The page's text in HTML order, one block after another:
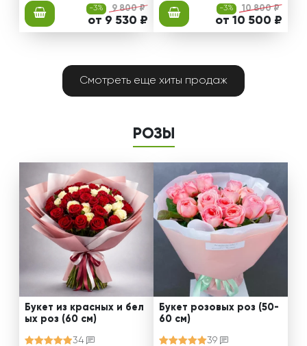
-3% 9 800 ₽
от 9 530 ₽
-3% 10 800 ₽
от 10 500 ₽
Смотреть еще хиты продаж
РОЗЫ
Букет из красных и бел
ых роз (60 см)
34
Букет розовых роз (50-
60 см)
39